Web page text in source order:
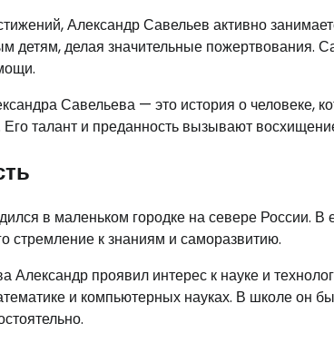
Александр Савельев активно
детям, делая значительные пожертвования.
Савельева — это история о человеке,
Его талант и преданность вызывают
в маленьком городке на севере России. В
стремление к знаниям и саморазвитию.
Александр проявил интерес к науке и
и компьютерных науках. В школе он